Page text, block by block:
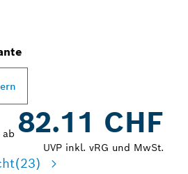
ab 82.11 CHF
UVP inkl. vRG und MwSt.
(23)